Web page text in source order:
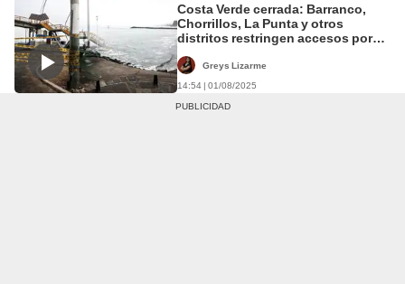
Costa Verde cerrada: Barranco,
Chorrillos, La Punta y otros
distritos restringen accesos por
Greys Lizarme
14:54 | 01/08/2025